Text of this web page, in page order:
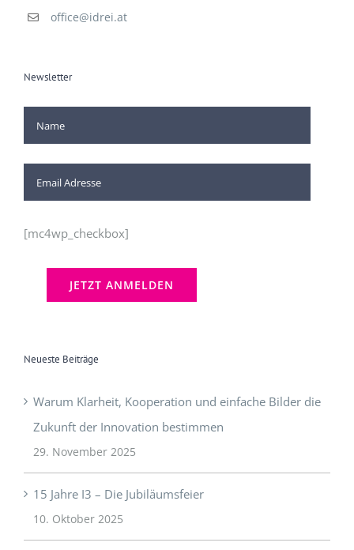
office@idrei.at
Newsletter
[mc4wp_checkbox]
Neueste Beiträge
Warum Klarheit, Kooperation und einfache Bilder die
Zukunft der Innovation bestimmen
29. November 2025
15 Jahre I3 – Die Jubiläumsfeier
10. Oktober 2025